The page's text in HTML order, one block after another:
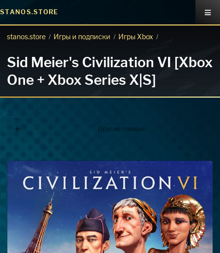
STANOS.STORE
stanos.store / Игры и подписки / Игры Xbox /
Sid Meier's Civilization VI [Xbox
One + Xbox Series X|S]
Другие товары
Как включить 2х факторную
Как создать аккаунт Microsoft с
турецким регионом?